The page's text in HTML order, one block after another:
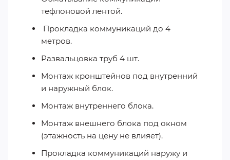
тефлоновой лентой.
Прокладка коммуникаций до 4
метров.
Развальцовка труб 4 шт.
Монтаж кронштейнов под внутренний
и наружный блок.
Монтаж внутреннего блока.
Монтаж внешнего блока под окном
(этажность на цену не влияет).
Прокладка коммуникаций наружу и